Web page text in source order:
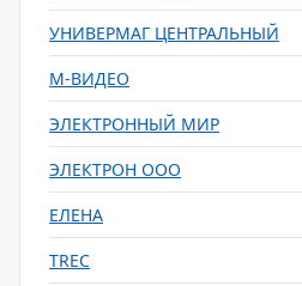
УНИВЕРМАГ ЦЕНТРАЛЬНЫЙ
М-ВИДЕО
ЭЛЕКТРОННЫЙ МИР
ЭЛЕКТРОН ООО
ЕЛЕНА
TREC